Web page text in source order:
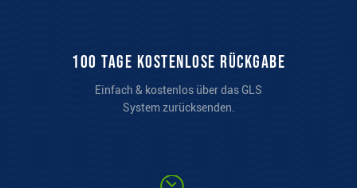
100 Tage kostenlose Rückgabe
Einfach & kostenlos über das GLS
System zurücksenden.